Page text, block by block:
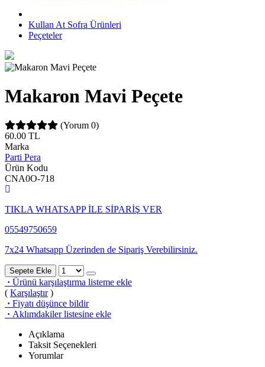
Kullan At Sofra Ürünleri
Peçeteler
Makaron Mavi Peçete
(Yorum 0)
60.00 TL
Marka
Parti Pera
Ürün Kodu
CNA0O-718
TIKLA WHATSAPP İLE SİPARİŞ VER
05549750659
7x24 Whatsapp Üzerinden de Sipariş Verebilirsiniz.
Sepete Ekle
· Ürünü karşılaştırma listeme ekle
( Karşılaştır)
· Fiyatı düşünce bildir
· Aklımdakiler listesine ekle
Açıklama
Taksit Seçenekleri
Yorumlar